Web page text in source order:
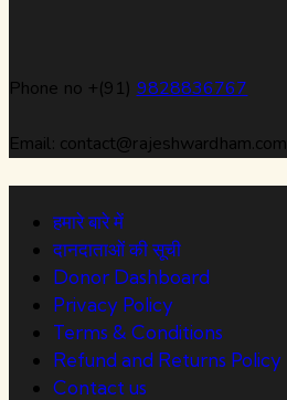
Phone no +(91) 9828836767
Email: contact@rajeshwardham.com
हमारे बारे में
दानदाताओं की सूची
Donor Dashboard
Privacy Policy
Terms & Conditions
Refund and Returns Policy
Contact us